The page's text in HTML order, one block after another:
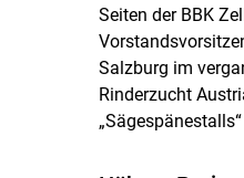
Seiten der BBK
Salzburg im
Rinderzucht